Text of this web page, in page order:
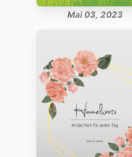
Mai 03, 2023